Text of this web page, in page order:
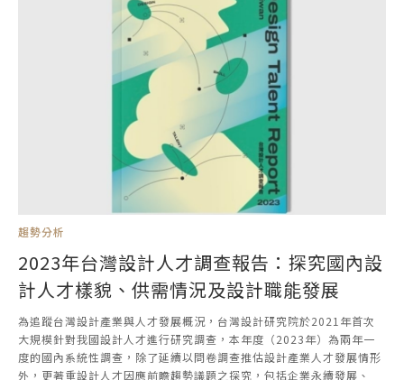
趨勢分析
2023年台灣設計人才調查報告：探究國內設
計人才樣貌、供需情況及設計職能發展
為追蹤台灣設計產業與人才發展概況，台灣設計研究院於2021年首次
大規模針對我國設計人才進行研究調查，本年度（2023年）為兩年一
度的國內系統性調查，除了延續以問卷調查推估設計產業人才發展情形
外，更著重設計人才因應前瞻趨勢議題之探究，包括企業永續發展、